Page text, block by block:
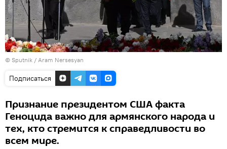
© Sputnik / Aram Nersesyan
Подписаться
Признание президентом США факта
Геноцида важно для армянского народа и
тех, кто стремится к справедливости во
всем мире.